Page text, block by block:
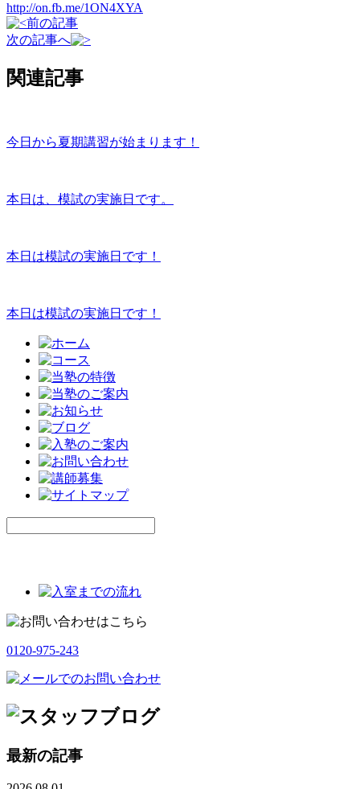
http://on.fb.me/1ON4XYA
前の記事
次の記事へ
関連記事
今日から夏期講習が始まります！
本日は、模試の実施日です。
本日は模試の実施日です！
本日は模試の実施日です！
0120-975-243
最新の記事